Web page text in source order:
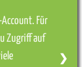
Für
Zugriff auf
❯